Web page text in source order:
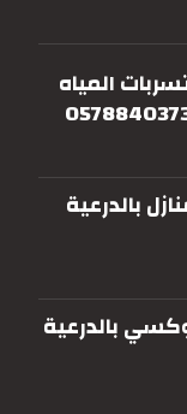
المياه
بالدرعية
بالدرعية